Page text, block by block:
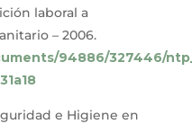
laboral a
– 2006.
94886/327446/
e Higiene en